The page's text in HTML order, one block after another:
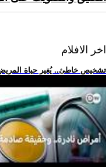
اخر الافلام
.. تشخيص خاطئ.. يُغير حياة